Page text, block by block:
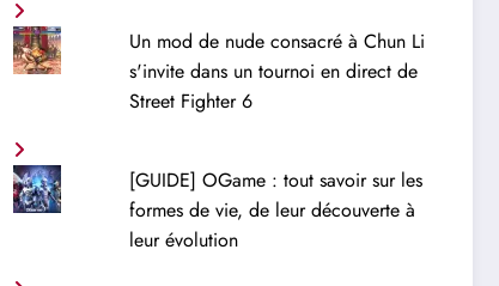
Un mod de nude consacré à Chun Li
s'invite dans un tournoi en direct de
Street Fighter 6
[GUIDE] OGame : tout savoir sur les
formes de vie, de leur découverte à
leur évolution